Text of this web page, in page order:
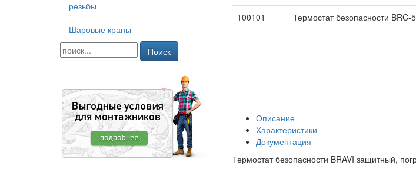
резьбы
Шаровые краны
Поиск
100101
Термостат безопасности BRC-
Описание
Характеристики
Документация
Термостат безопасности BRAVI защитный,